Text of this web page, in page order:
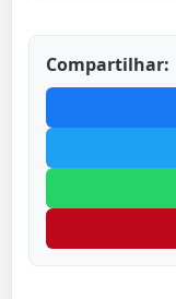
Compartilhar: